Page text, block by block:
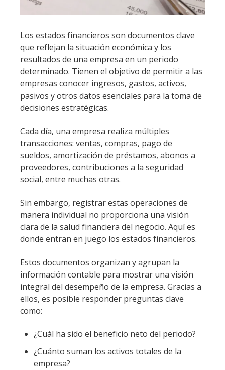
Los estados financieros son documentos clave
que reflejan la situación económica y los
resultados de una empresa en un periodo
determinado. Tienen el objetivo de permitir a las
empresas conocer ingresos, gastos, activos,
pasivos y otros datos esenciales para la toma de
decisiones estratégicas.
Cada día, una empresa realiza múltiples
transacciones: ventas, compras, pago de
sueldos, amortización de préstamos, abonos a
proveedores, contribuciones a la seguridad
social, entre muchas otras.
Sin embargo, registrar estas operaciones de
manera individual no proporciona una visión
clara de la salud financiera del negocio. Aquí es
donde entran en juego los estados financieros.
Estos documentos organizan y agrupan la
información contable para mostrar una visión
integral del desempeño de la empresa. Gracias a
ellos, es posible responder preguntas clave
como:
¿Cuál ha sido el beneficio neto del periodo?
¿Cuánto suman los activos totales de la
empresa?